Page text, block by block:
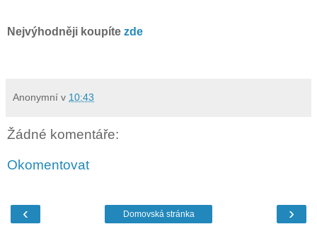
Nejvýhodněji koupíte zde
Anonymní v 10:43
Žádné komentáře:
Okomentovat
‹ ›
Domovská stránka